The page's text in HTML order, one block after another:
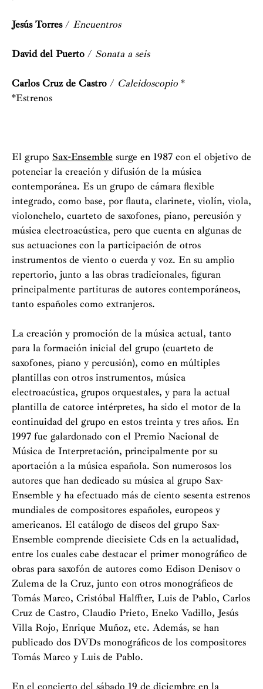
Jesús Torres/ Encuentros
David del Puerto / Sonata a seis
Carlos Cruz de Castro / Caleidoscopio *
*Estrenos
El grupo Sax-Ensemble surge en 1987 con el objetivo de
potenciar la creación y difusión de la música
contemporánea. Es un grupo de cámara flexible
integrado, como base, por flauta, clarinete, violín, viola,
violonchelo, cuarteto de saxofones, piano, percusión y
música electroacústica, pero que cuenta en algunas de
sus actuaciones con la participación de otros
instrumentos de viento o cuerda y voz. En su amplio
repertorio, junto a las obras tradicionales, figuran
principalmente partituras de autores contemporáneos,
tanto españoles como extranjeros.
La creación y promoción de la música actual, tanto
para la formación inicial del grupo (cuarteto de
saxofones, piano y percusión), como en múltiples
plantillas con otros instrumentos, música
electroacústica, grupos orquestales, y para la actual
plantilla de catorce intérpretes, ha sido el motor de la
continuidad del grupo en estos treinta y tres años. En
1997 fue galardonado con el Premio Nacional de
Música de Interpretación, principalmente por su
aportación a la música española. Son numerosos los
autores que han dedicado su música al grupo Sax-
Ensemble y ha efectuado más de ciento sesenta estrenos
mundiales de compositores españoles, europeos y
americanos. El catálogo de discos del grupo Sax-
Ensemble comprende diecisiete Cds en la actualidad,
entre los cuales cabe destacar el primer monográfico de
obras para saxofón de autores como Edison Denisov o
Zulema de la Cruz, junto con otros monográficos de
Tomás Marco, Cristóbal Halffter, Luis de Pablo, Carlos
Cruz de Castro, Claudio Prieto, Eneko Vadillo, Jesús
Villa Rojo, Enrique Muñoz, etc. Además, se han
publicado dos DVDs monográficos de los compositores
Tomás Marco y Luis de Pablo.
En el concierto del sábado 19 de diciembre en la